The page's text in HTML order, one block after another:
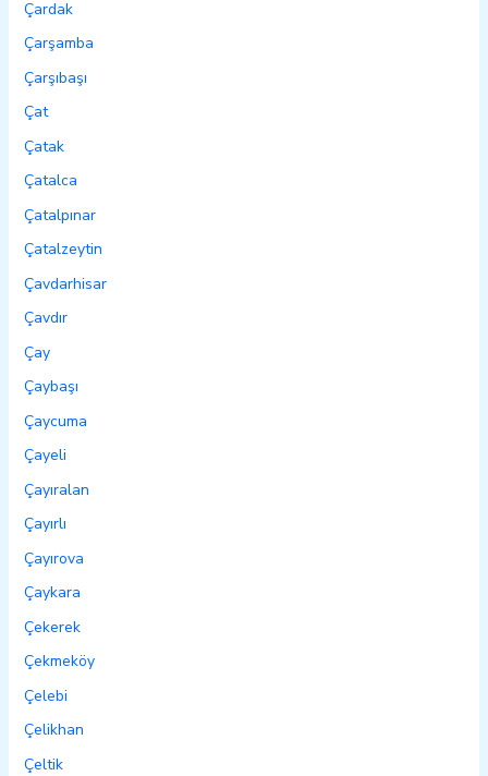
Çardak
Çarşamba
Çarşıbaşı
Çat
Çatak
Çatalca
Çatalpınar
Çatalzeytin
Çavdarhisar
Çavdır
Çay
Çaybaşı
Çaycuma
Çayeli
Çayıralan
Çayırlı
Çayırova
Çaykara
Çekerek
Çekmeköy
Çelebi
Çelikhan
Çeltik